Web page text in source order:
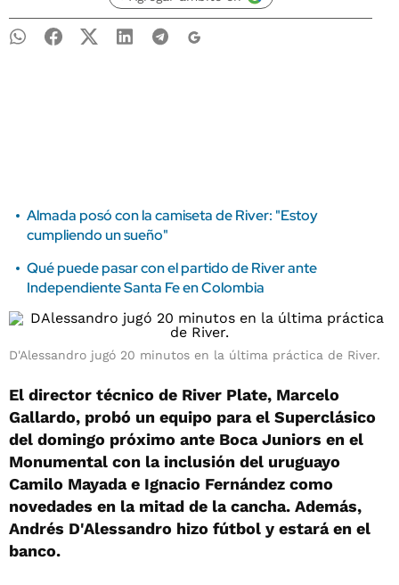
Almada posó con la camiseta de River: "Estoy
cumpliendo un sueño"
Qué puede pasar con el partido de River ante
Independiente Santa Fe en Colombia
D'Alessandro jugó 20 minutos en la última práctica de River.
El director técnico de River Plate, Marcelo
Gallardo, probó un equipo para el Superclásico
del domingo próximo ante Boca Juniors en el
Monumental con la inclusión del uruguayo
Camilo Mayada e Ignacio Fernández como
novedades en la mitad de la cancha. Además,
Andrés D'Alessandro hizo fútbol y estará en el
banco.